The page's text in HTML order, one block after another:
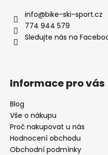
info@bike-ski-sport.cz
774 944 579
Sledujte nás na
Informace pro vás
Blog
Vše o nákupu
Proč nakupovat u nás
Hodnocení obchodu
Obchodní podmínky